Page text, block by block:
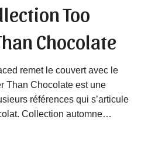
Too
Chocolate
remet le couvert avec le
Than Chocolate est une
références qui s’articule
Collection automne…